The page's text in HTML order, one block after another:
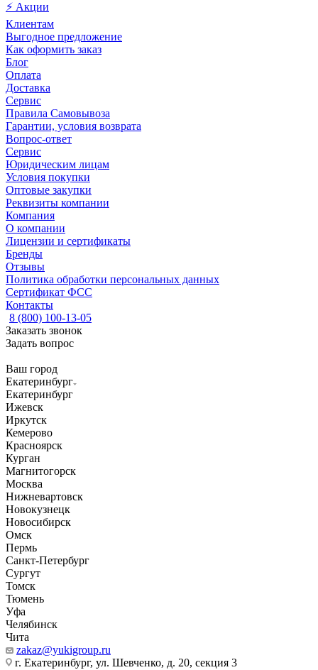
⚡ Акции
Клиентам
Выгодное предложение
Как оформить заказ
Блог
Оплата
Доставка
Сервис
Правила Самовывоза
Гарантии, условия возврата
Вопрос-ответ
Сервис
Юридическим лицам
Условия покупки
Оптовые закупки
Реквизиты компании
Компания
О компании
Лицензии и сертификаты
Бренды
Отзывы
Политика обработки персональных данных
Сертификат ФСС
Контакты
8 (800) 100-13-05
Заказать звонок
Задать вопрос
Ваш город
Екатеринбург
Екатеринбург
Ижевск
Иркутск
Кемерово
Красноярск
Курган
Магнитогорск
Москва
Нижневартовск
Новокузнецк
Новосибирск
Омск
Пермь
Санкт-Петербург
Сургут
Томск
Тюмень
Уфа
Челябинск
Чита
zakaz@yukigroup.ru
г. Екатеринбург, ул. Шевченко, д. 20, секция 3